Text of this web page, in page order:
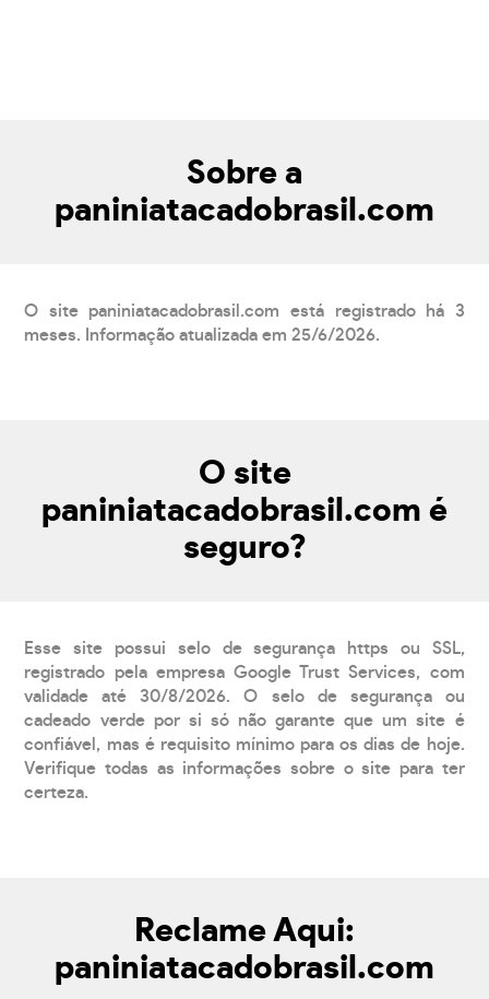
Sobre a
paniniatacadobrasil.com
O site paniniatacadobrasil.com está registrado há 3
meses. Informação atualizada em 25/6/2026.
O site
paniniatacadobrasil.com é
seguro?
Esse site possui selo de segurança https ou SSL,
registrado pela empresa Google Trust Services, com
validade até 30/8/2026. O selo de segurança ou
cadeado verde por si só não garante que um site é
confiável, mas é requisito mínimo para os dias de hoje.
Verifique todas as informações sobre o site para ter
certeza.
Reclame Aqui:
paniniatacadobrasil.com